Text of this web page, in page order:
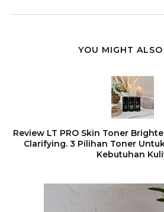
YOU MIGHT
Review LT PRO Skin Toner
Clarifying. 3 Pilihan Toner
Kebutuhan